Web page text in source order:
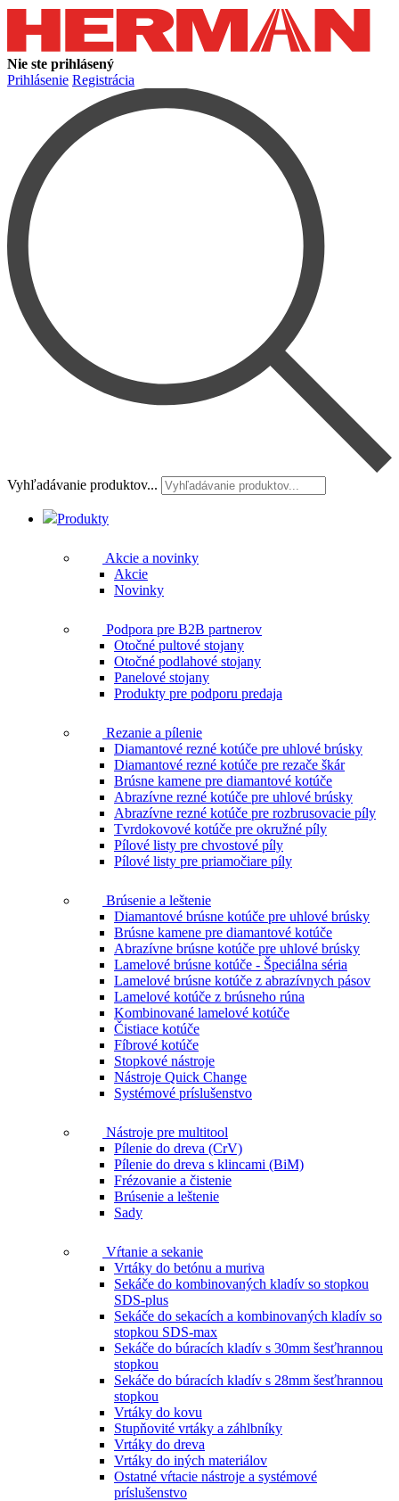
Nie ste prihlásený
Prihlásenie Registrácia
Vyhľadávanie produktov...
Produkty
Akcie a novinky
Akcie
Novinky
Podpora pre B2B partnerov
Otočné pultové stojany
Otočné podlahové stojany
Panelové stojany
Produkty pre podporu predaja
Rezanie a pílenie
Diamantové rezné kotúče pre uhlové brúsky
Diamantové rezné kotúče pre rezače škár
Brúsne kamene pre diamantové kotúče
Abrazívne rezné kotúče pre uhlové brúsky
Abrazívne rezné kotúče pre rozbrusovacie píly
Tvrdokovové kotúče pre okružné píly
Pílové listy pre chvostové píly
Pílové listy pre priamočiare píly
Brúsenie a leštenie
Diamantové brúsne kotúče pre uhlové brúsky
Brúsne kamene pre diamantové kotúče
Abrazívne brúsne kotúče pre uhlové brúsky
Lamelové brúsne kotúče - Špeciálna séria
Lamelové brúsne kotúče z abrazívnych pásov
Lamelové kotúče z brúsneho rúna
Kombinované lamelové kotúče
Čistiace kotúče
Fíbrové kotúče
Stopkové nástroje
Nástroje Quick Change
Systémové príslušenstvo
Nástroje pre multitool
Pílenie do dreva (CrV)
Pílenie do dreva s klincami (BiM)
Frézovanie a čistenie
Brúsenie a leštenie
Sady
Vŕtanie a sekanie
Vrtáky do betónu a muriva
Sekáče do kombinovaných kladív so stopkou
SDS-plus
Sekáče do sekacích a kombinovaných kladív so
stopkou SDS-max
Sekáče do búracích kladív s 30mm šesťhrannou
stopkou
Sekáče do búracích kladív s 28mm šesťhrannou
stopkou
Vrtáky do kovu
Stupňovité vrtáky a záhlbníky
Vrtáky do dreva
Vrtáky do iných materiálov
Ostatné vŕtacie nástroje a systémové
príslušenstvo